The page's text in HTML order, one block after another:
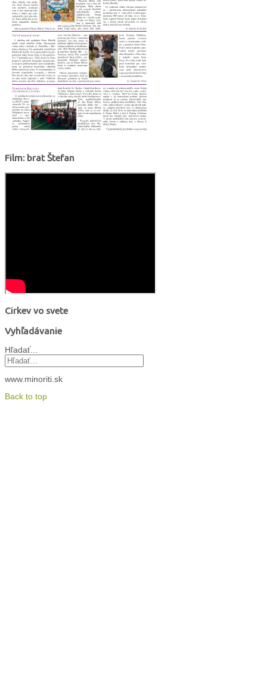
Film: brat Štefan
Cirkev vo svete
Vyhľadávanie
Hľadať...
www.minoriti.sk
Back to top